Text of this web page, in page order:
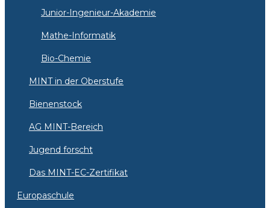
Junior-Ingenieur-Akademie
Mathe-Informatik
Bio-Chemie
MINT in der Oberstufe
Bienenstock
AG MINT-Bereich
Jugend forscht
Das MINT-EC-Zertifikat
Europaschule